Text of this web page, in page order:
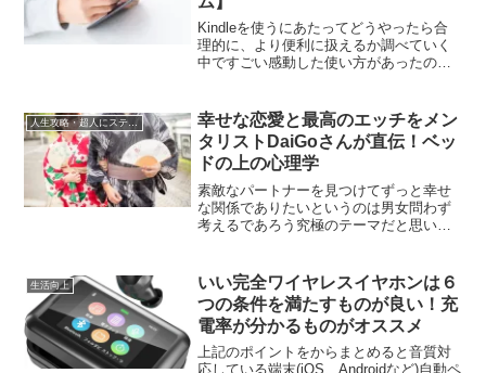
Kindleを使うにあたってどうやったら合
理的に、より便利に扱えるか調べていく
中ですごい感動した使い方があったので
介しようと思います！
人生攻略・超人にステップアップ
幸せな恋愛と最高のエッチをメン
タリストDaiGoさんが直伝！ベッ
ドの上の心理学
素敵なパートナーを見つけてずっと幸せ
な関係でありたいというのは男女問わず
考えるであろう究極のテーマだと思いま
ますし、男女問わず相手が浮気をする人
じゃないか？気になりますよね！今回紹
介したいメンタリストのDaiGoさんの本
はパートナーともっと仲良
生活向上
いい完全ワイヤレスイヤホンは６
つの条件を満たすものが良い！充
電率が分かるものがオススメ
上記のポイントをからまとめると音質対
応している端末(iOS、Androidなど)自動ペ